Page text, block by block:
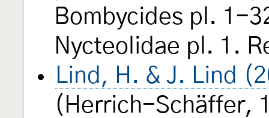
Bombycides pl. 1-
Nycteolidae pl. 1.
Lind, H. & J. Lind
(Herrich-Schäffer,